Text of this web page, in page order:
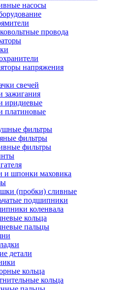
насосы
провода
напряжения
свечей
зажигания
иридиевые
платиновые
фильтры
фильтры
фильтры
и шпонки маховика
(пробки) сливные
подшипники
коленвала
кольца
пальцы
детали
кольца
кольца